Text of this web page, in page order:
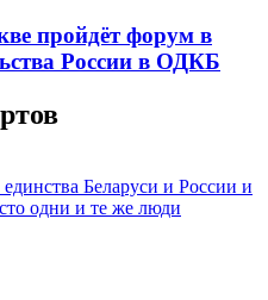
пройдёт форум в
России в ОДКБ
Беларуси и России и
одни и те же люди